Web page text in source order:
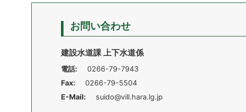
お問い合わせ
建設水道課 上下水道係
電話:
0266-79-7943
Fax:
0266-79-5504
E-Mail:
suido@vill.hara.lg.jp